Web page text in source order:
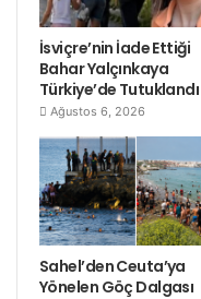
İsviçre’nin İade Ettiği
Bahar Yalçınkaya
Türkiye’de Tutuklandı
Ağustos 6, 2026
Sahel’den Ceuta’ya
Yönelen Göç Dalgası